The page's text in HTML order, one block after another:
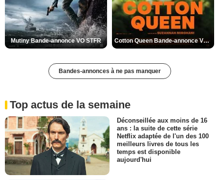
Mutiny Bande-annonce VO STFR Cotton Queen Bande-annonce VO STFR
Bandes-annonces à ne pas manquer
Top actus de la semaine
Déconseillée aux moins de 16
ans : la suite de cette série
Netflix adaptée de l'un des 100
meilleurs livres de tous les
temps est disponible
aujourd'hui